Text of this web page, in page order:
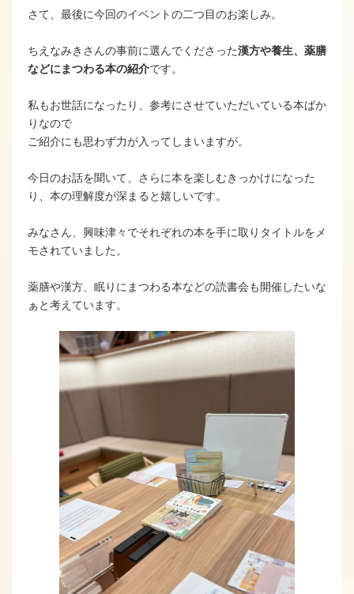
さて、最後に今回のイベントの二つ目のお楽しみ。
ちえなみきさんの事前に選んでくださった漢方や養生、薬膳
などにまつわる本の紹介です。
私もお世話になったり、参考にさせていただいている本ばか
りなので
ご紹介にも思わず力が入ってしまいますが。
今日のお話を聞いて、さらに本を楽しむきっかけになった
り、本の理解度が深まると嬉しいです。
みなさん、興味津々でそれぞれの本を手に取りタイトルをメ
モされていました。
薬膳や漢方、眠りにまつわる本などの読書会も開催したいな
ぁと考えています。